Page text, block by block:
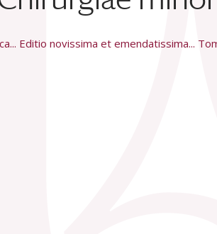
Editio novissima et emendatissima...